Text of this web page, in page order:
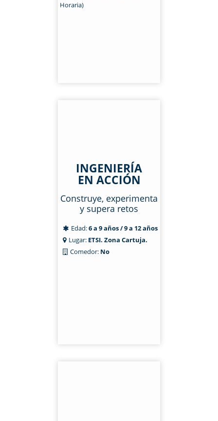
Horaria)
INGENIERÍA
EN ACCIÓN
Construye, experimenta
y supera retos
Edad:6 a 9 años / 9 a 12 años
Lugar: ETSI. Zona Cartuja.
Comedor: No